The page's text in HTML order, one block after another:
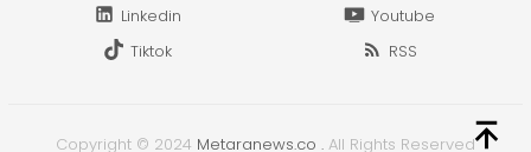
Linkedin
Youtube
Tiktok
RSS
Copyright © 2024 Metaranews.co . All Rights Reserved